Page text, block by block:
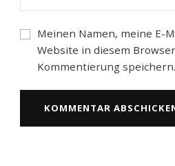
Meinen Namen, meine E-
Website in diesem
Kommentierung speichern.